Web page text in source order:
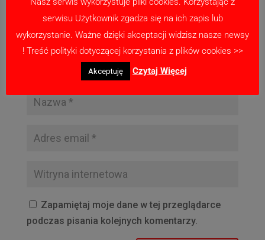
Zapamiętaj moje dane w tej przeglądarce
podczas pisania kolejnych komentarzy.
serwisu Użytkownik zgadza się na ich zapis lub
wykorzystanie. Ważne dzięki akceptacji widzisz nasze newsy
! Treść polityki dotyczącej korzystania z plików cookies >>
Akceptuję Czytaj Więcej